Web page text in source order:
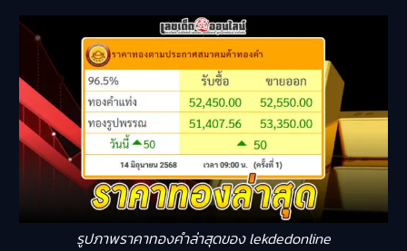
รูปภาพราคาทองคำล่าสุดของ lekdedonline